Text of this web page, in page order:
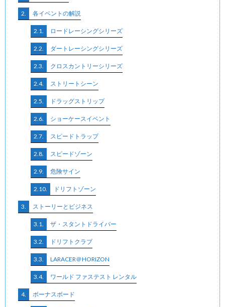
2. 各イベントの解説
2.1. ロードレーシングシリーズ
2.2. ダートレーシングシリーズ
2.3. クロスカントリーシリーズ
2.4. ストリートシーン
2.5. ドラッグストリップ
2.6. ショーケースイベント
2.7. スピードトラップ
2.8. スピードゾーン
2.9. 危険サイン
2.10. ドリフトゾーン
3. ストーリーとビジネス
3.1. ザ・スタントドライバー
3.2. ドリフトクラブ
3.3. LARACER＠HORIZON
3.4. ワールド ファステスト レンタル
4. ボーナスボード